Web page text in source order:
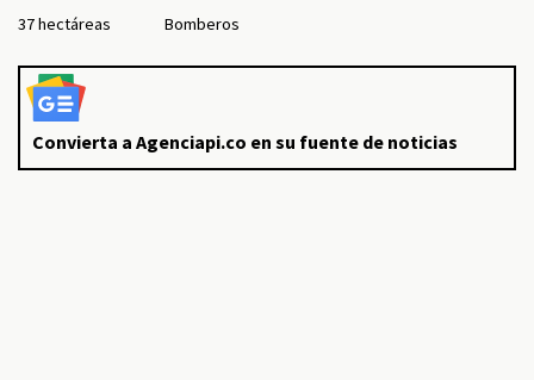
37 hectáreas
Bomberos
Convierta a Agenciapi.co en su fuente de noticias